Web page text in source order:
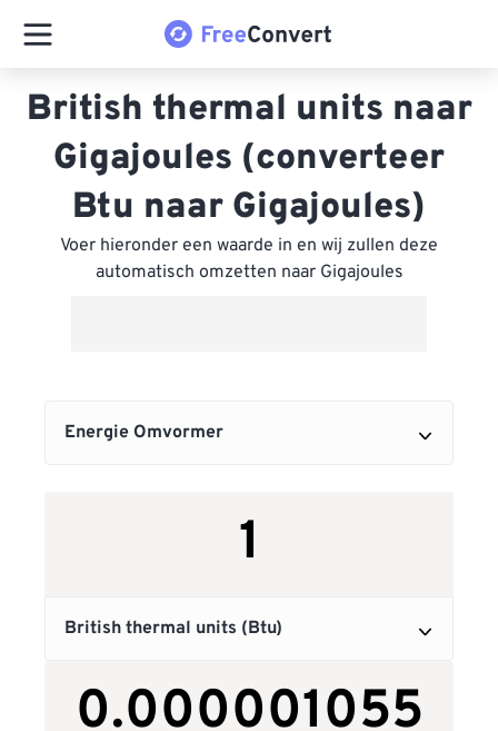
British thermal units naar
Gigajoules (converteer
Btu naar Gigajoules)
Voer hieronder een waarde in en wij zullen deze
automatisch omzetten naar Gigajoules